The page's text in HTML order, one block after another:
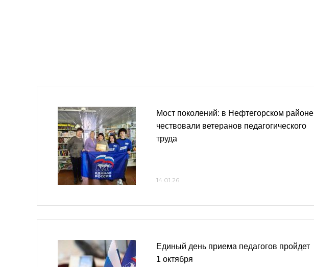
Мост поколений: в Нефтегорском районе
чествовали ветеранов педагогического
труда
14.01.26
Единый день приема педагогов пройдет
1 октября